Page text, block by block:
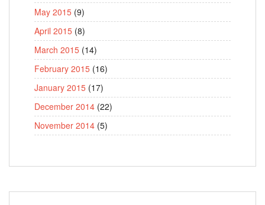
May 2015 (9)
April 2015 (8)
March 2015 (14)
February 2015 (16)
January 2015 (17)
December 2014 (22)
November 2014 (5)